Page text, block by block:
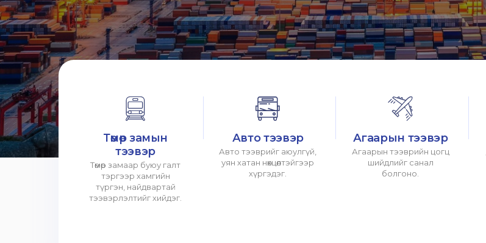
Төмөр замын
тээвэр
Төмөр замаар буюу галт
тэргээр хамгийн
түргэн, найдвартай
тээвэрлэлтийг хийдэг.
Авто тээвэр
Авто тээврийг аюулгүй,
уян хатан нөхцөлтэйгээр
хүргэдэг.
Агаарын тээвэр
Агаарын тээврийн цогц
шийдлийг санал
болгоно.